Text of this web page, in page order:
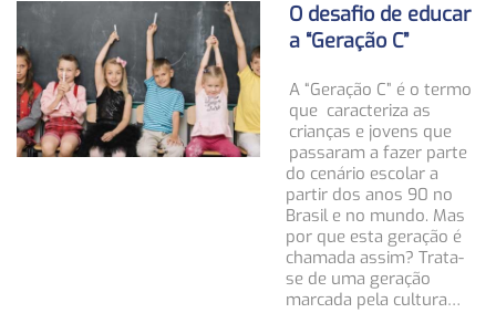
O desafio de educar
a “Geração C”
A “Geração C” é o termo
que caracteriza as
crianças e jovens que
passaram a fazer parte
do cenário escolar a
partir dos anos 90 no
Brasil e no mundo. Mas
por que esta geração é
chamada assim? Trata-
se de uma geração
marcada pela cultura…